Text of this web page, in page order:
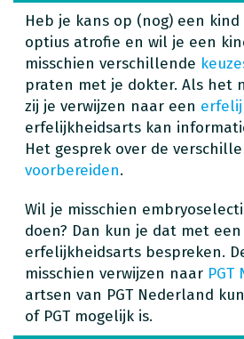
Heb je kans op (nog) een kind
optius atrofie en wil je een
misschien verschillende
praten met je dokter. Als het
zij je verwijzen naar een
erfelijkheidsarts kan
Het gesprek over de
voorbereiden.
Wil je misschien
doen? Dan kun je dat met
erfelijkheidsarts bespreken.
misschien verwijzen naar PGT
artsen van PGT Nederland
of PGT mogelijk is.